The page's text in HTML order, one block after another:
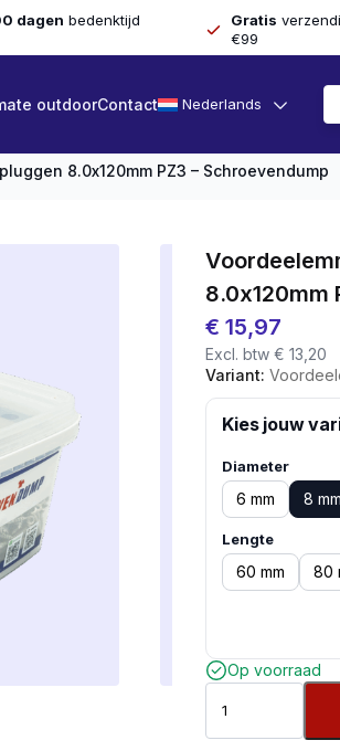
dagen bedenktijd Gratis
€99
outdoorContact Nederlands
8.0x120mm PZ3 – Schroevendump
8.0x120mm
€ 15,97
Excl. btw € 13,20
Variant:
Kies jouw
Diameter
6 mm 8 mm
Lengte
60 mm 80
Op voorraad